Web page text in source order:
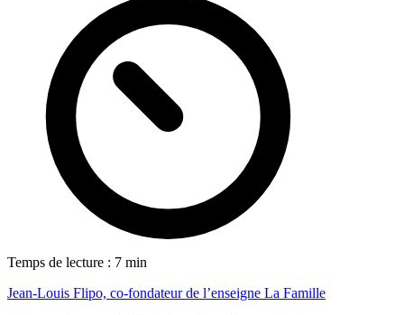
Temps de lecture : 7 min
Jean-Louis Flipo, co-fondateur de l’enseigne La Famille